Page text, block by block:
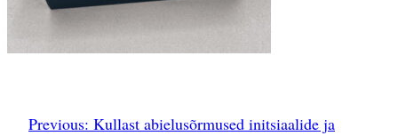
Previous: Kullast abielusõrmused initsiaalide ja